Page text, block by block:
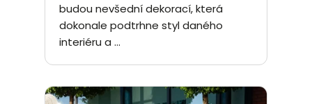
budou nevšední dekorací, která
dokonale podtrhne styl daného
interiéru a ...